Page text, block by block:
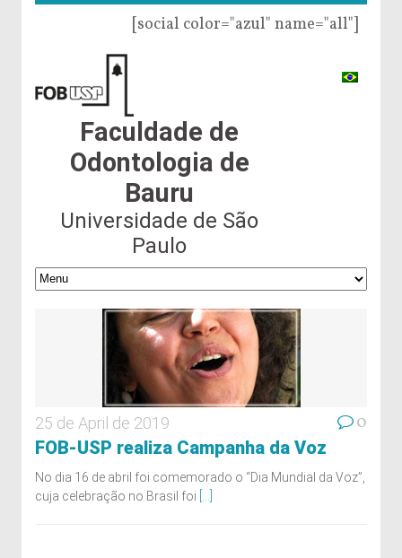
[social color="azul" name="all"]
Faculdade de
Odontologia de
Bauru
Universidade de São
Paulo
25 de April de 2019 0
FOB-USP realiza Campanha da Voz
No dia 16 de abril foi comemorado o “Dia Mundial da Voz”,
cuja celebração no Brasil foi